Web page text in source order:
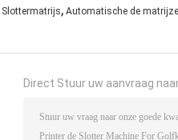
Slottermatrijs, Automatische de
Direct Stuur uw aanvraag